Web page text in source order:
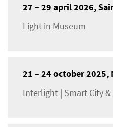
27 – 29 april 2026,
Light in Museum
21 – 24 october 2025,
Interlight | Smart City